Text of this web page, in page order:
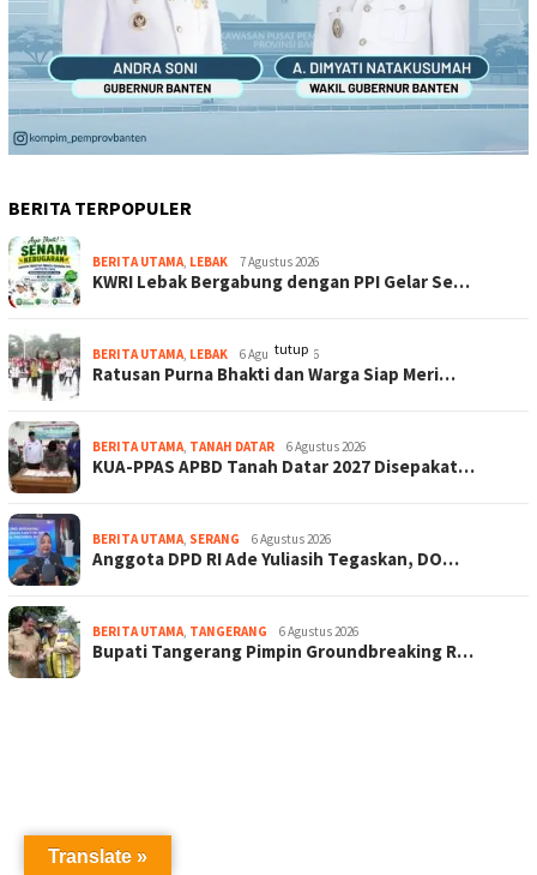
BERITA TERPOPULER
BERITA UTAMA LEBAK 7 Agustus 2026
KWRI Lebak Bergabung dengan PPI Gelar Se…
BERITA UTAMA LEBAK 6 Agustus 2026
Ratusan Purna Bhakti dan Warga Siap Meri…
BERITA UTAMA TANAH DATAR 6 Agustus 2026
KUA-PPAS APBD Tanah Datar 2027 Disepakat…
BERITA UTAMA SERANG 6 Agustus 2026
Anggota DPD RI Ade Yuliasih Tegaskan, DO…
BERITA UTAMA TANGERANG 6 Agustus 2026
Bupati Tangerang Pimpin Groundbreaking R…
tutup
Translate »